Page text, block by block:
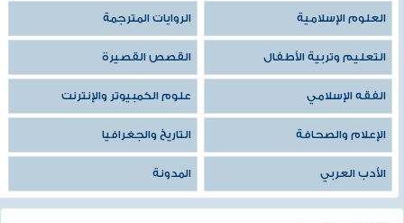
العلوم الإسلامية الروايات المترجمة
التعليم وتربية الأطفال القصص القصيرة
الفقه الإسلامي علوم الكمبيوتر والإنترنت
الإعلام والصحافة التاريخ والجغرافيا
الأدب العربي المدونة